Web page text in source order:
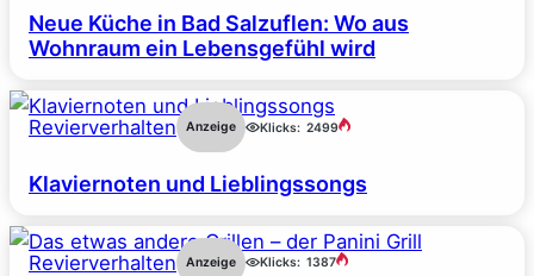
Neue Küche in Bad Salzuflen: Wo aus
Wohnraum ein Lebensgefühl wird
Revierverhalten Anzeige Klicks: 2499
Klaviernoten und Lieblingssongs
Revierverhalten Anzeige Klicks: 1387